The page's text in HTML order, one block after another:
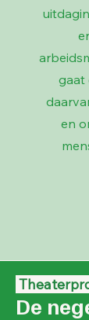
gaat
en
De